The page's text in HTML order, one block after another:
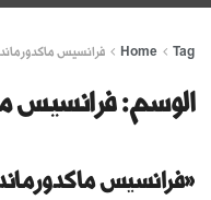
Home Tag فرانسيس ماكدورماند
الوسم:فرانسيس
«فرانسيس